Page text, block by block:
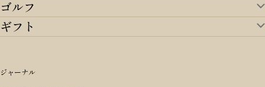
すべてを見る
アイテムから選ぶ
リュックサック・デイパック・バックパック
m＋ エムピウ
ランドセルTOP
すべてを見る
オリジナルランドセル
価格から選ぶ
ゴルフ
ゴルフTOP
アイテムから選ぶ
ギフト
シーンから探す
ジャーナル